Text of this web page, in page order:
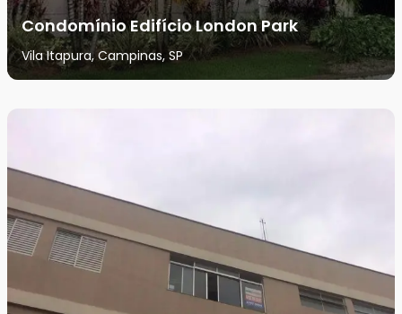
Condomínio Edifício London Park
Vila Itapura, Campinas, SP